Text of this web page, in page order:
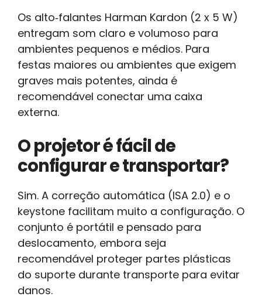
Os alto‑falantes Harman Kardon (2 x 5 W)
entregam som claro e volumoso para
ambientes pequenos e médios. Para
festas maiores ou ambientes que exigem
graves mais potentes, ainda é
recomendável conectar uma caixa
externa.
O projetor é fácil de
configurar e transportar?
Sim. A correção automática (ISA 2.0) e o
keystone facilitam muito a configuração. O
conjunto é portátil e pensado para
deslocamento, embora seja
recomendável proteger partes plásticas
do suporte durante transporte para evitar
danos.